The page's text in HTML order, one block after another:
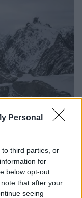
Personal
third parties, or
for
below opt-out
that after your
seeing